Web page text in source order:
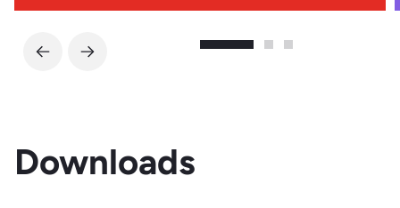
Downloads